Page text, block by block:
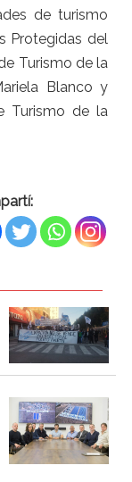
de turismo
Protegidas del
Turismo de la
Blanco y
Turismo de la